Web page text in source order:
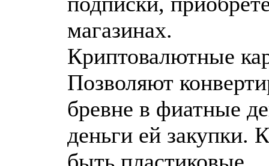
магазинах.
Криптовалютные
Позволяют
бревне в фиатные
деньги ей закупки.